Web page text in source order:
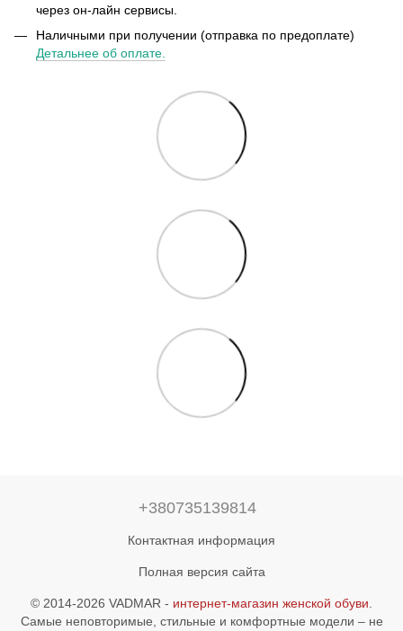
через он-лайн сервисы.
Наличными при получении (отправка по предоплате)
Детальнее об оплате.
+380735139814
Контактная информация
Полная версия сайта
© 2014-2026 VADMAR - интернет-магазин женской обуви
Самые неповторимые, стильные и комфортные модели – не